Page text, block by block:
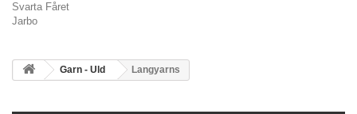
Svarta Fåret
Jarbo
Garn - Uld Langyarns